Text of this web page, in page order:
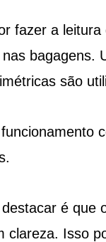
fazer a
bagagens.
são
é que
clareza. Isso